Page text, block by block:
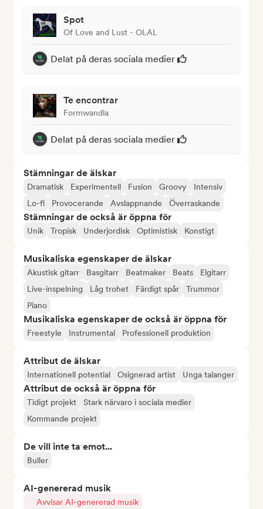
Spot
Of Love and Lust - OLAL
Delat på deras sociala medier
Te encontrar
Formwandla
Delat på deras sociala medier
Stämningar de älskar
Dramatisk Experimentell Fusion Groovy
Intensiv
Lo-fi
Provocerande Avslappnande Överraskande
Stämningar de också är öppna för
Unik Tropisk Underjordisk Optimistisk Konstigt
Musikaliska egenskaper de älskar
Akustisk gitarr Basgitarr Beatmaker Beats
Elgitarr
Live-inspelning
Låg trohet Färdigt spår
Trummor
Piano
Musikaliska egenskaper de också är öppna för
Freestyle Instrumental Professionell produktion
Attribut de älskar
Internationell potential Osignerad artist Unga talanger
Attribut de också är öppna för
Tidigt projekt
Stark närvaro i sociala medier
Kommande projekt
De vill inte ta emot...
Buller
AI-genererad musik
Avvisar AI-genererad musik